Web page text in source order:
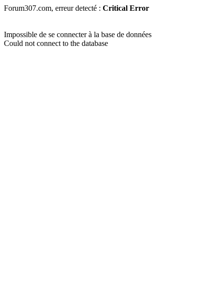
Forum307.com, erreur detecté : Critical Error
Impossible de se connecter à la base de données
Could not connect to the database